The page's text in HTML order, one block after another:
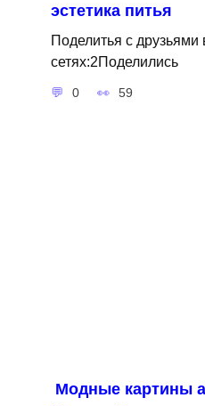
эстетика питья
Поделитья с друзьями
сетях:2Поделились
0 59
Модные картины